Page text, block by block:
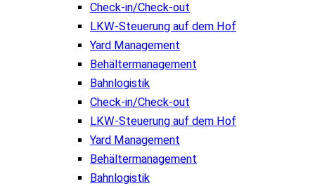
Check-in/Check-out
LKW-Steuerung auf dem Hof
Yard Management
Behältermanagement
Bahnlogistik
Check-in/Check-out
LKW-Steuerung auf dem Hof
Yard Management
Behältermanagement
Bahnlogistik